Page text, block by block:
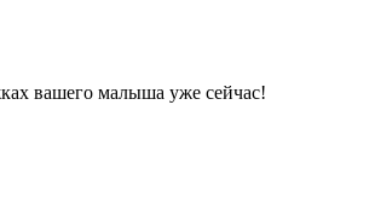
вашего малыша уже сейчас!